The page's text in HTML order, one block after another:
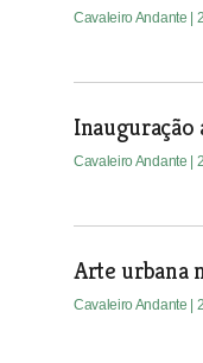
Cavaleiro Andante |
Inauguração
Cavaleiro Andante |
Arte urbana
Cavaleiro Andante |